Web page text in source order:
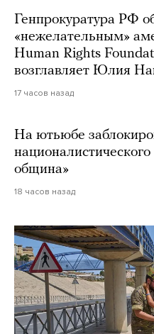
Генпрокуратура РФ
«нежелательным»
Human Rights
возглавляет Юлия
17 часов назад
На ютьюбе
община»
18 часов назад